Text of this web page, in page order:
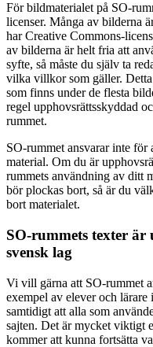
För bildmaterialet på SO-
licenser. Många av bilderna
har Creative Commons-
av bilderna är helt fria att
syfte, så måste du själv ta
vilka villkor som gäller.
som finns under de flesta
regel upphovsrättsskyddad
rummet.
SO-rummet ansvarar inte för
material. Om du är
rummets användning av ditt
bör plockas bort, så är du
bort materialet.
SO-rummets texter
svensk lag
Vi vill gärna att SO-rummet
exempel av elever och
samtidigt att alla som
sajten. Det är mycket viktigt
kommer att kunna fortsätta